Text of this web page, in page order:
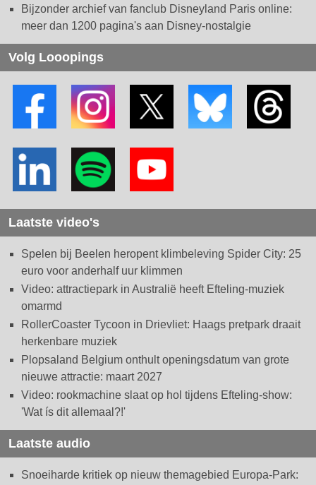
Bijzonder archief van fanclub Disneyland Paris online:
meer dan 1200 pagina's aan Disney-nostalgie
Volg Looopings
Laatste video's
Spelen bij Beelen heropent klimbeleving Spider City: 25
euro voor anderhalf uur klimmen
Video: attractiepark in Australië heeft Efteling-muziek
omarmd
RollerCoaster Tycoon in Drievliet: Haags pretpark draait
herkenbare muziek
Plopsaland Belgium onthult openingsdatum van grote
nieuwe attractie: maart 2027
Video: rookmachine slaat op hol tijdens Efteling-show:
'Wat ís dit allemaal?!'
Laatste audio
Snoeiharde kritiek op nieuw themagebied Europa-Park: